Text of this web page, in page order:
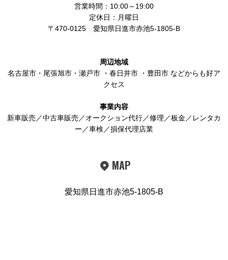
営業時間：10:00～19:00
定休日：月曜日
〒470-0125 愛知県日進市赤池5-1805-B
周辺地域
名古屋市 ・ 尾張旭市 ・ 瀬戸市 ・ 春日井市 ・ 豊田市 などからも好ア
クセス
事業内容
新車販売／中古車販売／オークション代行／修理／板金／レンタカ
ー／車検／損保代理店業
MAP
愛知県日進市赤池5-1805-B